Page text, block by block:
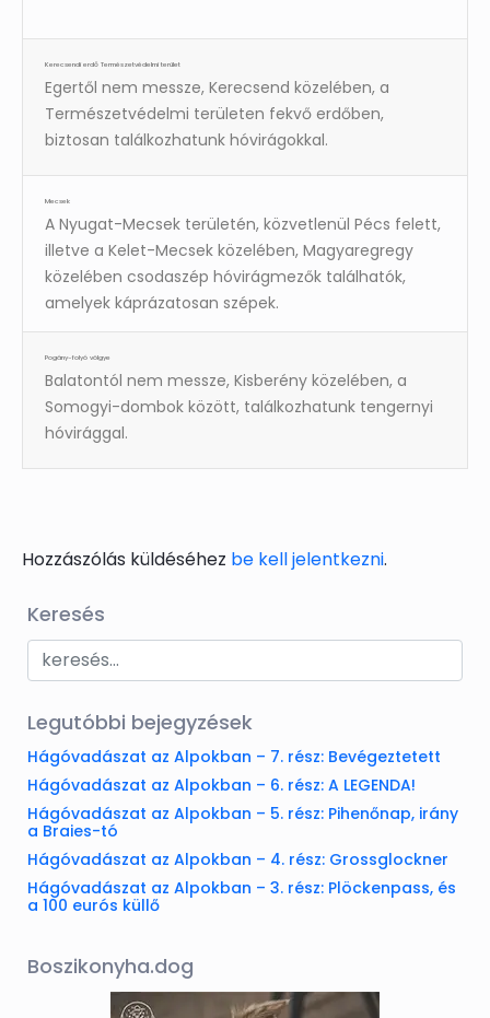
Kerecsendi erdő Természetvédelmi terület
Egertől nem messze, Kerecsend közelében, a
Természetvédelmi területen fekvő erdőben,
biztosan találkozhatunk hóvirágokkal.
Mecsek
A Nyugat-Mecsek területén, közvetlenül Pécs felett,
illetve a Kelet-Mecsek közelében, Magyaregregy
közelében csodaszép hóvirágmezők találhatók,
amelyek káprázatosan szépek.
Pogány-folyó völgye
Balatontól nem messze, Kisberény közelében, a
Somogyi-dombok között, találkozhatunk tengernyi
hóvirággal.
Hozzászólás küldéséhez be kell jelentkezni.
Keresés
Legutóbbi bejegyzések
Hágóvadászat az Alpokban – 7. rész: Bevégeztetett
Hágóvadászat az Alpokban – 6. rész: A LEGENDA!
Hágóvadászat az Alpokban – 5. rész: Pihenőnap, irány
a Braies-tó
Hágóvadászat az Alpokban – 4. rész: Grossglockner
Hágóvadászat az Alpokban – 3. rész: Plöckenpass, és
a 100 eurós küllő
Boszikonyha.dog